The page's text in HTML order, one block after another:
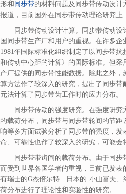
形和 同步带的材料问题及同步带传动设
报道，目前国外在同步带传动理论研究上
同步带传动设计计算。同步带传动
国同步带生产厂和用户的重视。在许多企
1981年国际标准化组织制定了以间步带抗
和传动中心距的计算》的国际标准。但
产厂提供的同步带性能数据。除此之外
算方法作了较深入 的研究，提出了同步带
元法计算了同步带齿工作时的应力分布。
同步带传动的强度研究。在强度研
的载荷分布，同步带与同步带轮间的节
响等多方面试验分析了同步带的强度，发
命、可靠性也作了较深入的研究，可能会
同步带带齿间的载荷分布。由于同
而受到世界各国学者的重视，目前已发
有瑞士的G杰倍尔特，日本的·小山富夫、
荷分布进行了理论性和实验性的研究。